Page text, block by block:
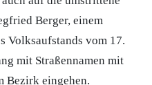
Berger, einem
Volksaufstands vom 17.
mit Straßennamen mit
Bezirk eingehen.